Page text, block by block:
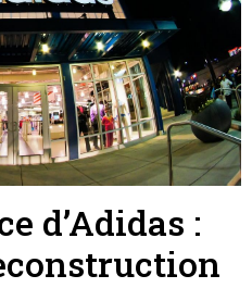
d’Adidas :